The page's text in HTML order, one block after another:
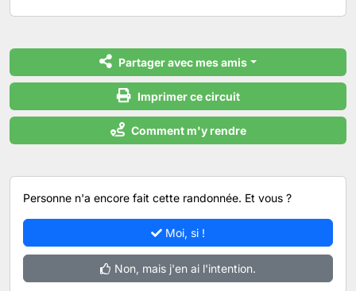
Partager avec mes amis
Imprimer ce circuit
Comment m'y rendre
Personne n'a encore fait cette randonnée. Et vous ?
Moi, si !
Non, mais j'en ai l'intention.